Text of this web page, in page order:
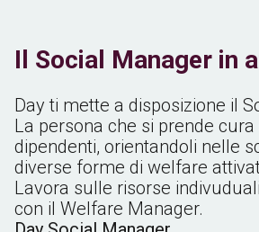
Il Social Manager in
Day ti mette a disposizione il
La persona che si prende cura
dipendenti, orientandoli nelle
diverse forme di welfare
Lavora sulle risorse
con il Welfare Manager.